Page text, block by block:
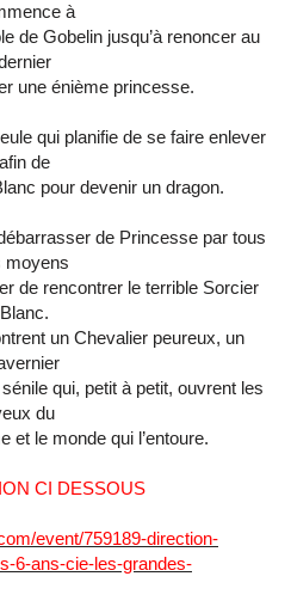
à
de Gobelin jusqu’à renoncer au
une énième princesse.
qui planifie de se faire enlever
afin de
pour devenir un dragon.
de Princesse par tous
moyens
de rencontrer le terrible Sorcier
Blanc.
un Chevalier peureux, un
qui, petit à petit, ouvrent les
du
et le monde qui l’entoure.
CI DESSOUS
event/759189-direction-
6-ans-cie-les-grandes-